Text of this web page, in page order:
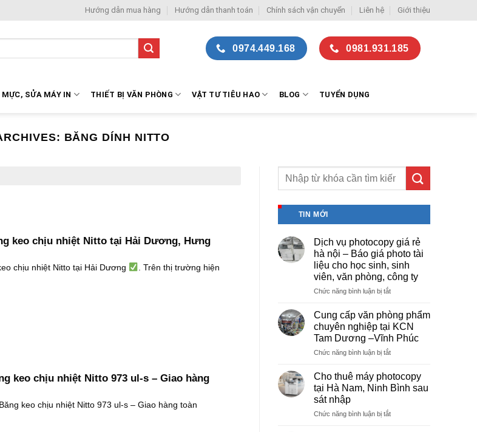
Hướng dẫn mua hàng Hướng dẫn thanh toán Chính sách vận chuyển Liên hệ Giới thiệu
0974.449.168 0981.931.185
MỰC, SỬA MÁY IN THIẾT BỊ VĂN PHÒNG VẬT TƯ TIÊU HAO BLOG TUYỂN DỤNG
BĂNG DÍNH NITTO
keo chịu nhiệt Nitto tại Hải Dương, Hưng
chịu nhiệt Nitto tại Hải Dương . Trên thị trường hiện
keo chịu nhiệt Nitto 973 ul-s – Giao hàng
keo chịu nhiệt Nitto 973 ul-s – Giao hàng toàn
TIN MỚI
Dịch vụ photocopy giá rẻ
hà nội – Báo giá photo tài
liệu cho học sinh, sinh
viên, văn phòng, công ty
Chức năng bình luận bị tắtở
vụ
photocopy
giá
rẻ
hà
–
Báo
giá
tài
Cung cấp văn phòng phẩm
chuyên nghiệp tại KCN
Tam Dương –Vĩnh Phúc
Chức năng bình luận bị tắtở
cấp
văn
phòng
chuyên
Cho thuê máy photocopy
tại Hà Nam, Ninh Bình sau
sát nhập
Chức năng bình luận bị tắtở